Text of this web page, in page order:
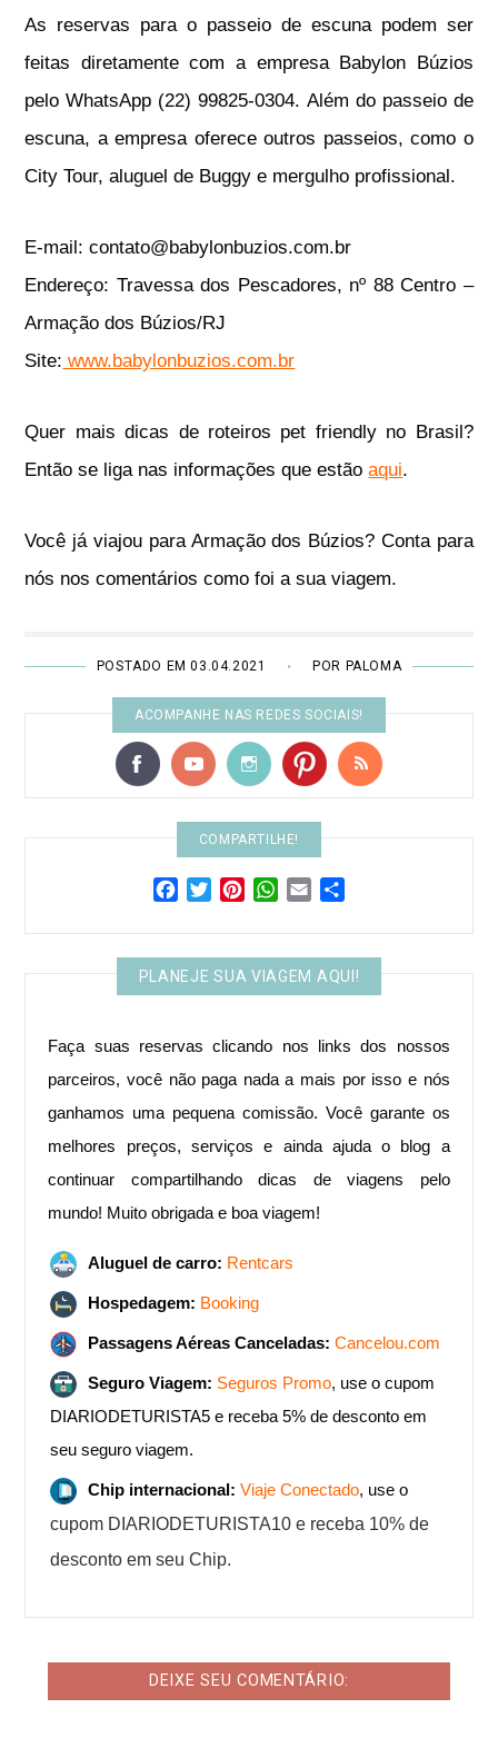
As reservas para o passeio de escuna podem ser
feitas diretamente com a empresa Babylon Búzios
pelo WhatsApp (22) 99825-0304. Além do passeio de
escuna, a empresa oferece outros passeios, como o
City Tour, aluguel de Buggy e mergulho profissional.
E-mail: contato@babylonbuzios.com.br
Endereço: Travessa dos Pescadores, nº 88 Centro –
Armação dos Búzios/RJ
Site: www.babylonbuzios.com.br
Quer mais dicas de roteiros pet friendly no Brasil?
Então se liga nas informações que estãoaqui.
Você já viajou para Armação dos Búzios? Conta para
nós nos comentários como foi a sua viagem.
POSTADO EM 03.04.2021 • POR PALOMA
ACOMPANHE NAS REDES SOCIAIS!
COMPARTILHE!
FacebookTwitterPinterestWhatsApp
Email
PLANEJE SUA VIAGEM AQUI!
Faça suas reservas clicando nos links dos nossos
parceiros, você não paga nada a mais por isso e nós
ganhamos uma pequena comissão. Você garante os
melhores preços, serviços e ainda ajuda o blog a
continuar compartilhando dicas de viagens pelo
mundo! ​Muito obrigada e boa viagem!
Aluguel de carro: Rentcars
Hospedagem: Booking
Passagens Aéreas Canceladas:Cancelou.com
Seguro Viagem: Seguros Promo, use o cupom
DIARIODETURISTA5 e receba 5% de desconto em
seu seguro viagem.
Chip internacional: Viaje Conectado, use o
cupom DIARIODETURISTA10 e receba 10% de
desconto em seu Chip.
DEIXE SEU COMENTÁRIO: